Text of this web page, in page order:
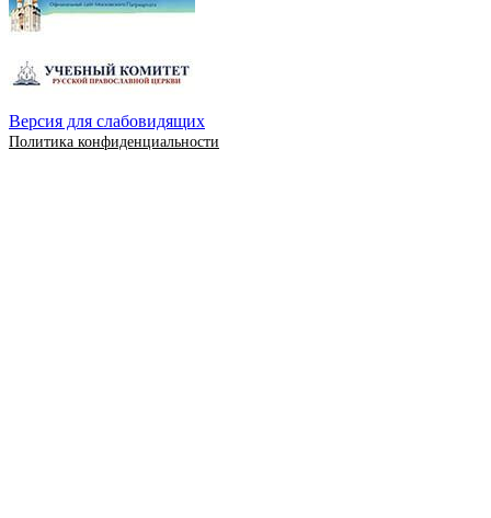
Версия для слабовидящих
Политика конфиденциальности